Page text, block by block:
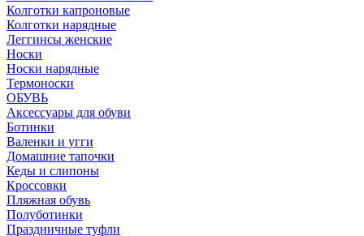
Колготки капроновые
Колготки нарядные
Леггинсы женские
Носки
Носки нарядные
Термоноски
ОБУВЬ
Аксессуары для обуви
Ботинки
Валенки и угги
Домашние тапочки
Кеды и слипоны
Кроссовки
Пляжная обувь
Полуботинки
Праздничные туфли